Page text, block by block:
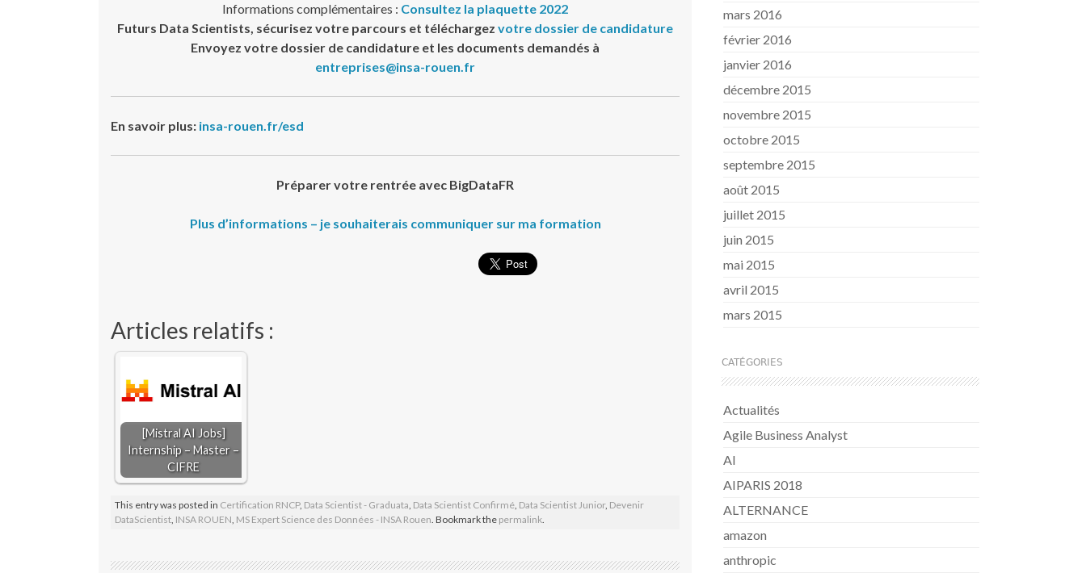
Informations complémentaires : Consultez la plaquette 2022
Futurs Data Scientists, sécurisez votre parcours et téléchargez votre dossier de candidature
Envoyez votre dossier de candidature et les documents demandés à
entreprises@insa-rouen.fr
En savoir plus: insa-rouen.fr/esd
Préparer votre rentrée avec BigDataFR
Plus d’informations – je souhaiterais communiquer sur ma formation
Articles relatifs :
[Mistral AI Jobs]
Internship – Master –
CIFRE
This entry was posted in Certification RNCP, Data Scientist - Graduata, Data Scientist Confirmé, Data Scientist Junior, Devenir
DataScientist, INSA ROUEN, MS Expert Science des Données - INSA Rouen. Bookmark the permalink.
mars 2016
février 2016
janvier 2016
décembre 2015
novembre 2015
octobre 2015
septembre 2015
août 2015
juillet 2015
juin 2015
mai 2015
avril 2015
mars 2015
CATÉGORIES
Actualités
Agile Business Analyst
AI
AIPARIS 2018
ALTERNANCE
amazon
anthropic